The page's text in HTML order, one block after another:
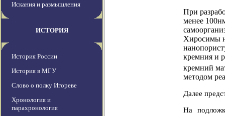
Искания и размышления
ИСТОРИЯ
История России
История в МГУ
Слово о полку Игореве
Хронология и
парахронология
При
менее
Хиросимы
кремния и
кремний
методом
Далее
На